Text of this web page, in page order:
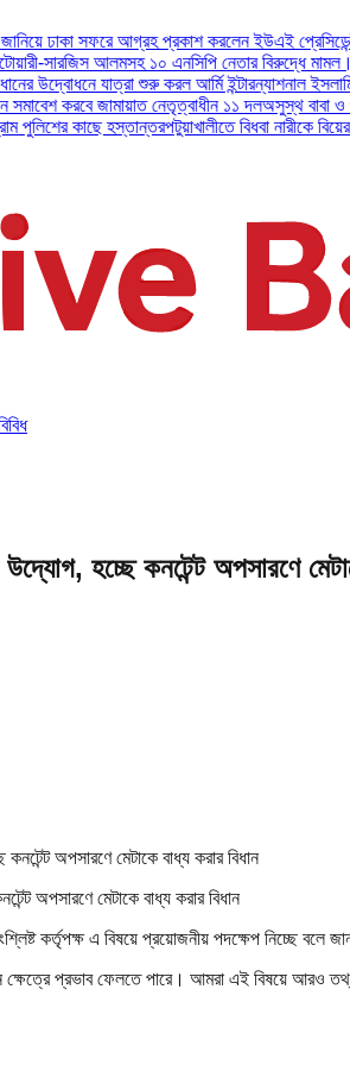
সফরে আগ্রহ প্রকাশ করলেন ইউএই প্রেসিডেন্টজুলাই
সারজিস আলমসহ ১০ এনসিপি নেতার বিরুদ্ধে মামল।যশোরে
যাত্রা শুরু করল আর্মি ইন্টারন্যাশনাল ইসলামিক
জামায়াত নেতৃত্বাধীন ১১ দলঅসুস্থ বাবা ও
কাছে হস্তান্তরপটুয়াখালীতে বিধবা নারীকে বিয়ের
হচ্ছে কনটেন্ট অপসারণে
অপসারণে মেটাকে বাধ্য করার বিধান
কর্তৃপক্ষ এ বিষয়ে প্রয়োজনীয় পদক্ষেপ নিচ্ছে বলে
ক্ষেত্রে প্রভাব ফেলতে পারে। আমরা এই বিষয়ে আরও